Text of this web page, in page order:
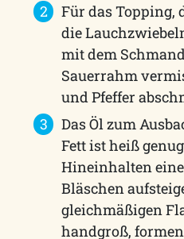
Für das Topping,
die
mit dem
Sauerrahm
und Pfeffer
Das Öl zum
Fett ist heiß
Hineinhalten
Bläschen
gleichmäßigen
handgroß,